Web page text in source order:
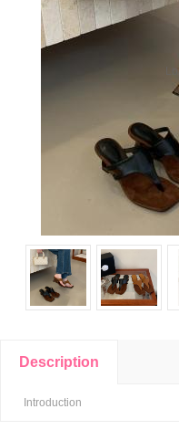
Description
Introduction